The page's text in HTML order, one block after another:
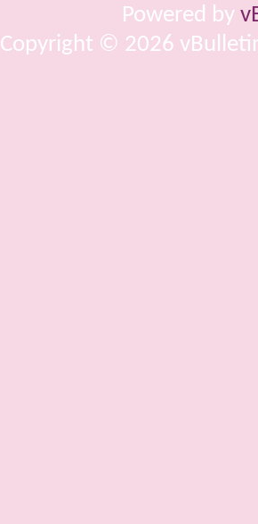
Powered by
Copyright © 2026